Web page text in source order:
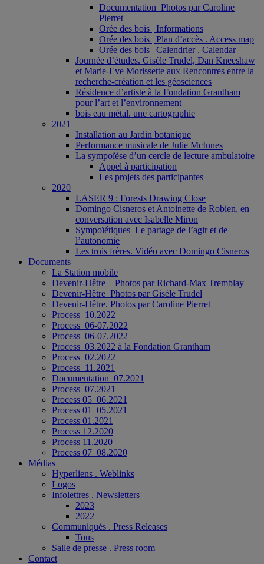
Documentation_Photos par Caroline
Pierret
Orée des bois | Informations
Orée des bois | Plan d’accès . Access map
Orée des bois | Calendrier . Calendar
Journée d’études. Gisèle Trudel, Dan Kneeshaw
et Marie-Eve Morissette aux Rencontres entre la
recherche-création et les géosciences
Résidence d’artiste à la Fondation Grantham
pour l’art et l’environnement
bois eau métal. une cartographie
2021
Installation au Jardin botanique
Performance musicale de Julie McInnes
La sympoïèse d’un cercle de lecture ambulatoire
Appel à participation
Les projets des participantes
2020
LASER 9 : Forests Drawing Close
Domingo Cisneros et Antoinette de Robien, en
conversation avec Isabelle Miron
Sympoïétiques_Le partage de l’agir et de
l’autonomie
Les trois frères. Vidéo avec Domingo Cisneros
Documents
La Station mobile
Devenir-Hêtre – Photos par Richard-Max Tremblay
Devenir-Hêtre_Photos par Gisèle Trudel
Devenir-Hêtre. Photos par Caroline Pierret
Process_10.2022
Process_06-07.2022
Process_06-07.2022
Process_03.2022 à la Fondation Grantham
Process_02.2022
Process_11.2021
Documentation_07.2021
Process_07.2021
Process 05_06.2021
Process 01_05.2021
Process 01.2021
Process 12.2020
Process 11.2020
Process 07_08.2020
Médias
Hyperliens . Weblinks
Logos
Infolettres . Newsletters
2023
2022
Communiqués . Press Releases
Tous
Salle de presse . Press room
Contact